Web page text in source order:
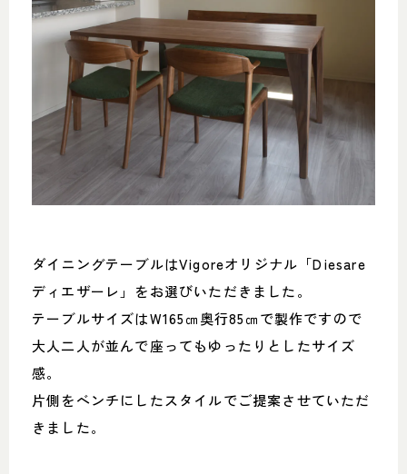
ダイニングテーブルはVigoreオリジナル「Diesare
ディエザーレ」をお選びいただきました。
テーブルサイズはW165㎝奥行85㎝で製作ですので
大人二人が並んで座ってもゆったりとしたサイズ
感。
片側をベンチにしたスタイルでご提案させていただ
きました。